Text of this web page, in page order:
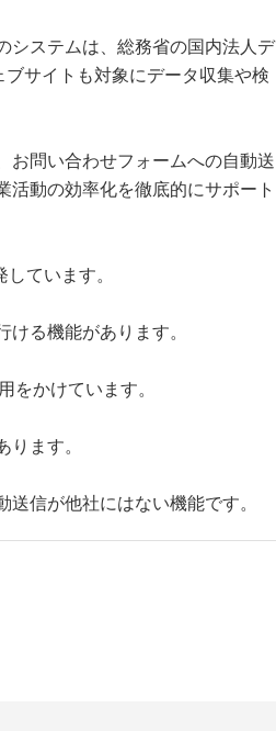
システムは、総務省の国内法人デ
サイトも対象にデータ収集や検
お問い合わせフォームへの自動送
動の効率化を徹底的にサポート
ています。
る機能があります。
かけています。
ます。
信が他社にはない機能です。